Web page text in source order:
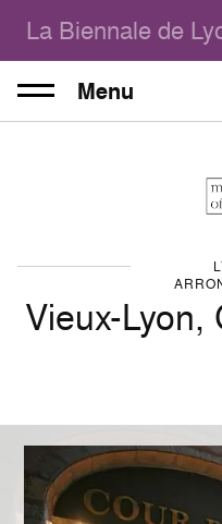
La Biennale de
Menu
Vieux-Lyon,